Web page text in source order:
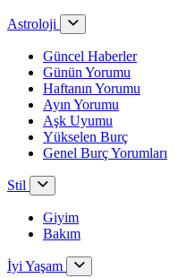
Astroloji
Güncel Haberler
Günün Yorumu
Haftanın Yorumu
Ayın Yorumu
Aşk Uyumu
Yükselen Burç
Genel Burç Yorumları
Stil
Giyim
Bakım
İyi Yaşam